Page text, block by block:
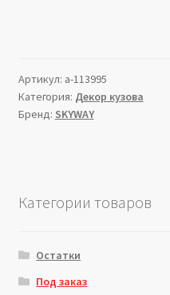
Артикул: a-113995
Категория: Декор кузова
Бренд: SKYWAY
Категории товаров
Остатки
Под заказ